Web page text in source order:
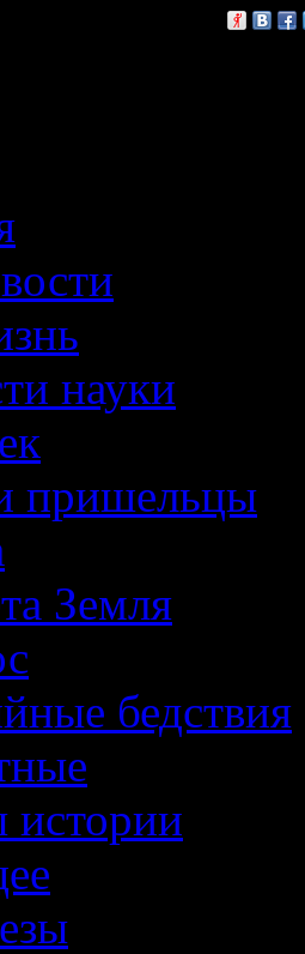
науки
пришельцы
Земля
бедствия